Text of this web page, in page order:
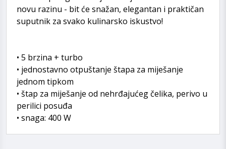
novu razinu - bit će snažan, elegantan i praktičan
suputnik za svako kulinarsko iskustvo!
• 5 brzina + turbo
• jednostavno otpuštanje štapa za miješanje
jednom tipkom
• štap za miješanje od nehrđajućeg čelika, perivo u
perilici posuđa
• snaga: 400 W